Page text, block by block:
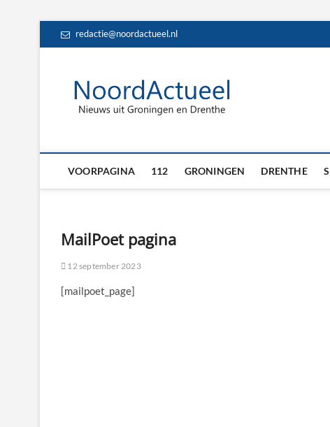
redactie@noordactueel.nl
VOORPAGINA 112 GRONINGEN DRENTHE
MailPoet pagina
12 september 2023
[mailpoet_page]